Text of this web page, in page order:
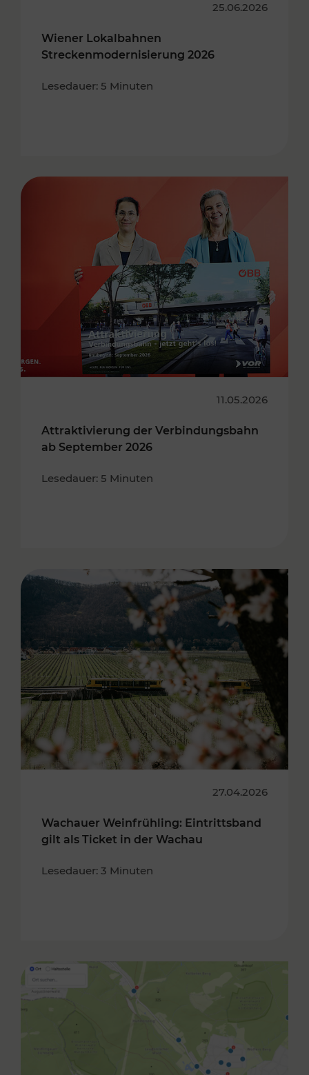
25.06.2026
Wiener Lokalbahnen
Streckenmodernisierung 2026
Lesedauer: 5 Minuten
11.05.2026
Attraktivierung der Verbindungsbahn
ab September 2026
Lesedauer: 5 Minuten
27.04.2026
Wachauer Weinfrühling: Eintrittsband
gilt als Ticket in der Wachau
Lesedauer: 3 Minuten